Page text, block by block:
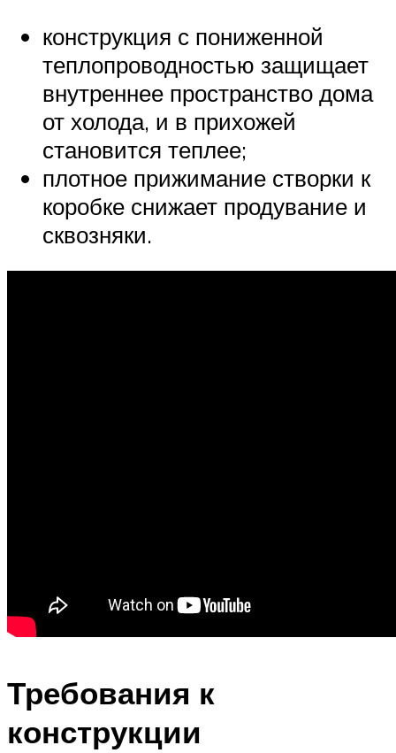
конструкция с пониженной
теплопроводностью защищает
внутреннее пространство дома
от холода, и в прихожей
становится теплее;
плотное прижимание створки к
коробке снижает продувание и
сквозняки.
Требования к
конструкции